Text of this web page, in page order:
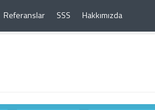
Referanslar SSS Hakkımızda